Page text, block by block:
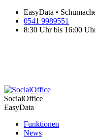
EasyData •
0541 9989551
8:30 Uhr bis 16:00
SocialOffice
EasyData
Funktionen
News